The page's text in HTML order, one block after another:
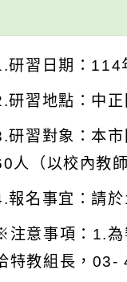
李
研習日期：114
研習地點：中
研習對象：本
人（以校內教
報名事宜：請
注意事項：1.為
特教組長，